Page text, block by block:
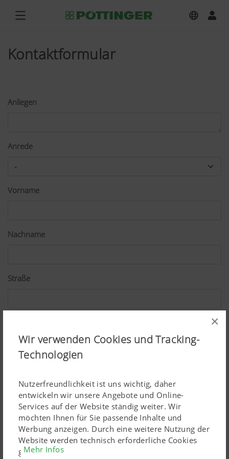
×
Wir verwenden Cookies und Tracking-
Technologien
Nutzerfreundlichkeit ist uns wichtig, daher
entwickeln wir unsere Angebote und Online-
Services auf der Website ständig weiter. Wir
möchten Ihnen für Sie passende Inhalte und
Werbung anzeigen. Durch eine weitere Nutzung der
Website werden technisch erforderliche Cookies
gesetzt. Personenbezogene Google-Marketing-
Mehr Infos
Kontaktformular
Anliegen
Anrede
Vorname
Nachname
Straße
Land
E-Mail*